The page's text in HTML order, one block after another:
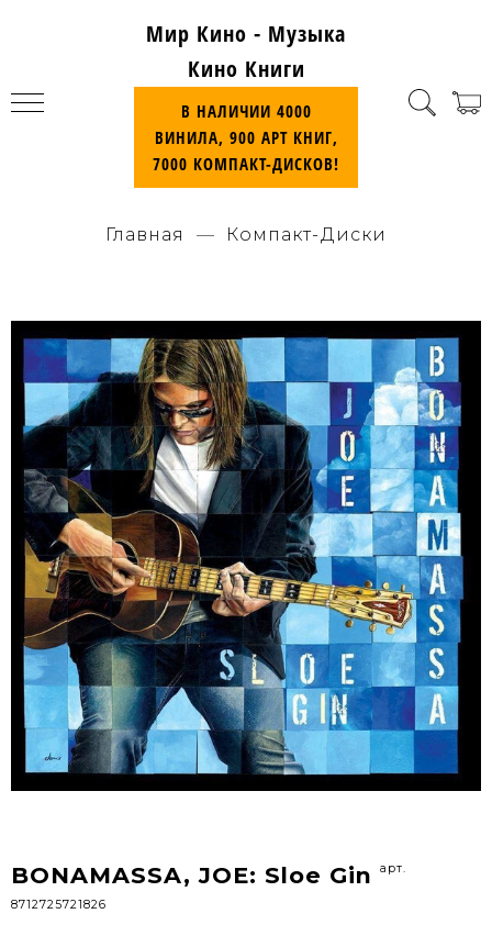
Мир Кино - Музыка
Кино Книги
В НАЛИЧИИ 4000
ВИНИЛА, 900 АРТ КНИГ,
7000 КОМПАКТ-ДИСКОВ!
Главная Компакт-Диски
BONAMASSA, JOE: Sloe Gin арт.
8712725721826